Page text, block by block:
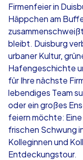
iPad Tour
Duisburg
Firmenfeier in
Häppchen am
bleibt. Duisburg
urbaner Kultur,
Hafengeschichte
für Ihre nächste
lebendiges Team
oder ein großes
feiern möchte:
frischen Schwung
Kolleginnen und
Entdeckungstour.